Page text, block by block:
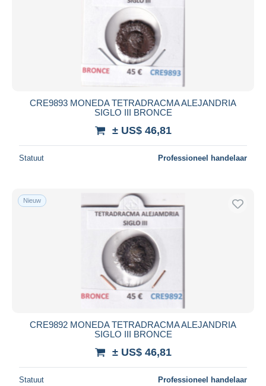
CRE9893 MONEDA TETRADRACMA ALEJANDRIA
SIGLO III BRONCE
± US$ 46,81
Statuut Professioneel handelaar
Nieuw
CRE9892 MONEDA TETRADRACMA ALEJANDRIA
SIGLO III BRONCE
± US$ 46,81
Statuut Professioneel handelaar